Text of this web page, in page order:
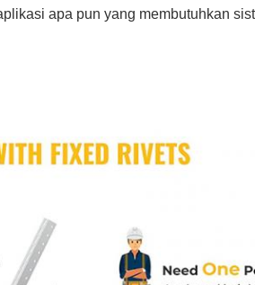
apa pun yang membutuhkan